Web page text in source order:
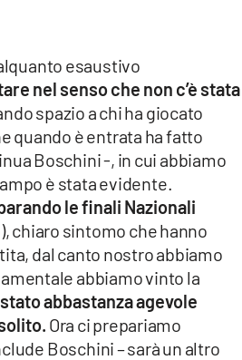
esaustivo
nel senso che non c’è stata
spazio a chi ha giocato
quando è entrata ha fatto
Boschini -, in cui abbiamo
è stata evidente.
le finali Nazionali
chiaro sintomo che hanno
dal canto nostro abbiamo
abbiamo vinto la
stato abbastanza agevole
Ora ci prepariamo
Boschini – sarà un altro